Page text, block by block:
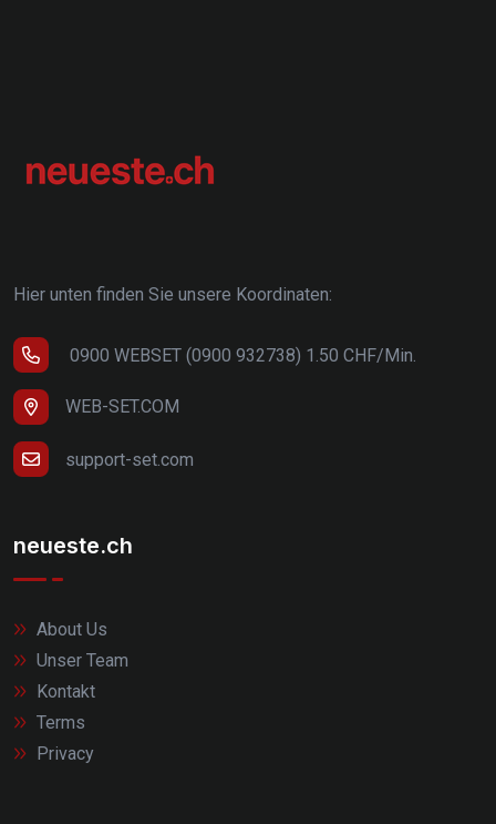
Hier unten finden Sie unsere Koordinaten:
0900 WEBSET (0900 932738) 1.50 CHF/Min.
WEB-SET.COM
support-set.com
neueste.ch
About Us
Unser Team
Kontakt
Terms
Privacy